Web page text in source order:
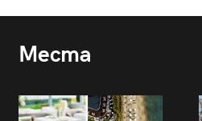
Места